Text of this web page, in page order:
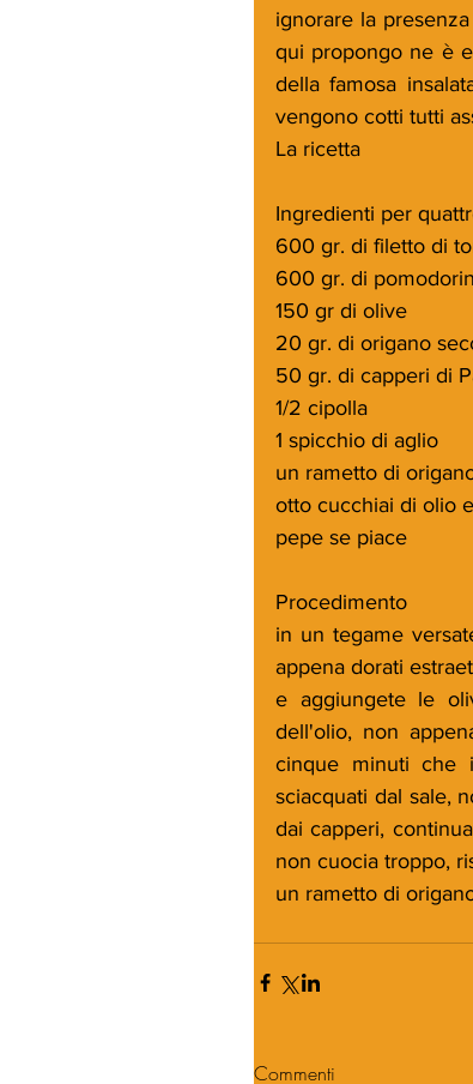
ignorare la
qui propongo ne è
della famosa
vengono cotti tutti
La ricetta
Ingredienti per
600 gr. di filetto di
600 gr. di
150 gr di olive
20 gr. di origano
50 gr. di capperi di
1/2 cipolla
1 spicchio di aglio
un rametto di
otto cucchiai di olio
pepe se piace
Procedimento
in un tegame
appena dorati
e aggiungete le
dell'olio, non
cinque minuti che
sciacquati dal sale,
dai capperi,
non cuocia troppo,
un rametto di
Commenti